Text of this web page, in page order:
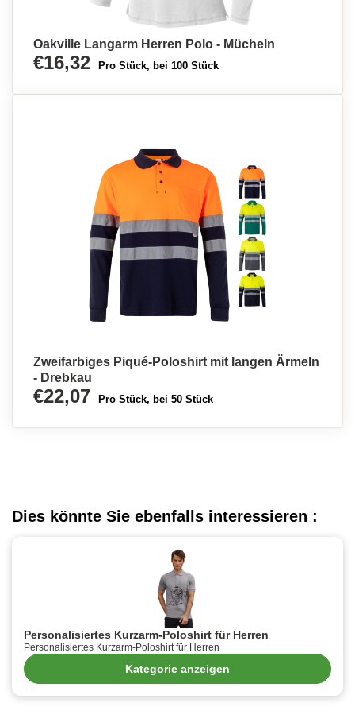
Oakville Langarm Herren Polo - Mücheln
€16,32 Pro Stück, bei 100 Stück
Zweifarbiges Piqué-Poloshirt mit langen Ärmeln
- Drebkau
€22,07 Pro Stück, bei 50 Stück
Dies könnte Sie ebenfalls interessieren :
Personalisiertes Kurzarm-Poloshirt für Herren
Personalisiertes Kurzarm-Poloshirt für Herren
Kategorie anzeigen